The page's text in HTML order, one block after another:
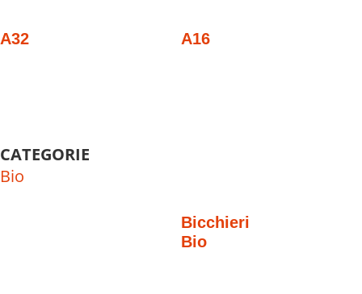
A32 A16
CATEGORIE
Bio
Bicchieri
Bio